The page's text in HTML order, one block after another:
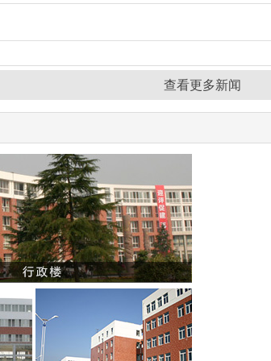
查看更多新闻